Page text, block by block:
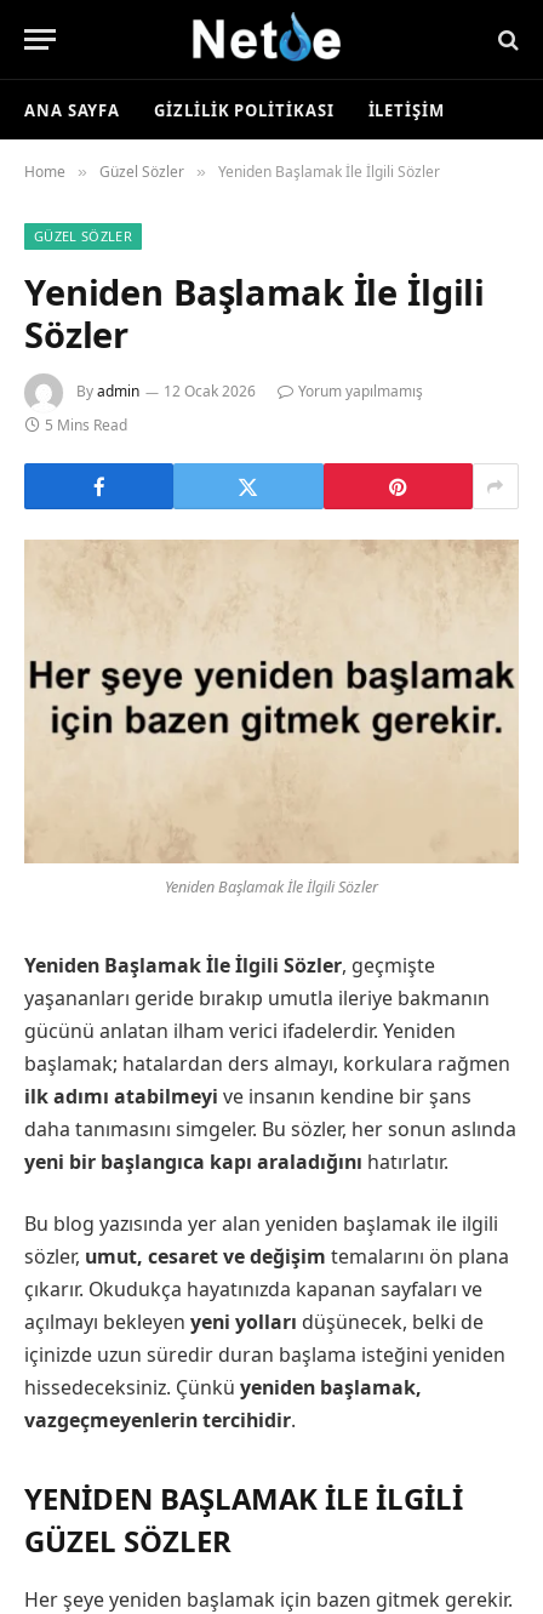
ANA SAYFA GIZLILIK POLITIKASI İLETIŞIM
Home » Güzel Sözler » Yeniden Başlamak İle İlgili Sözler
GÜZEL SÖZLER
Yeniden Başlamak İle İlgili
Sözler
Byadmin 12 Ocak 2026
Yorum yapılmamış
5 Mins Read
Yeniden Başlamak İle İlgili Sözler
Yeniden Başlamak İle İlgili Sözler, geçmişte
yaşananları geride bırakıp umutla ileriye bakmanın
gücünü anlatan ilham verici ifadelerdir. Yeniden
başlamak; hatalardan ders almayı, korkulara rağmen
ilk adımı atabilmeyi ve insanın kendine bir şans
daha tanımasını simgeler. Bu sözler, her sonun aslında
yeni bir başlangıca kapı araladığını hatırlatır.
Bu blog yazısında yer alan yeniden başlamak ile ilgili
sözler, umut, cesaret ve değişim temalarını ön plana
çıkarır. Okudukça hayatınızda kapanan sayfaları ve
açılmayı bekleyen yeni yolları düşünecek, belki de
içinizde uzun süredir duran başlama isteğini yeniden
hissedeceksiniz. Çünkü yeniden başlamak,
vazgeçmeyenlerin tercihidir.
YENİDEN BAŞLAMAK İLE İLGİLİ
GÜZEL SÖZLER
Her şeye yeniden başlamak için bazen gitmek gerekir.